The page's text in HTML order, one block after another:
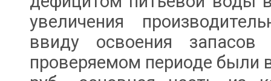
увеличения
ввиду освоения
проверяемом периоде были